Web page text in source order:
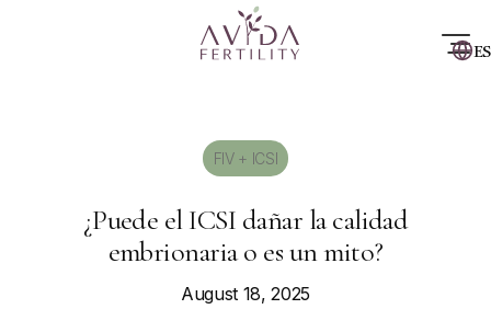
ES
FIV + ICSI
¿Puede el ICSI dañar la calidad
embrionaria o es un mito?
August 18, 2025